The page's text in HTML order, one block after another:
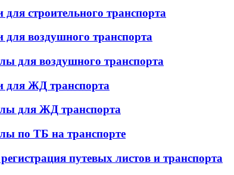
строительного транспорта
для воздушного транспорта
для воздушного транспорта
для ЖД транспорта
для ЖД транспорта
по ТБ на транспорте
путевых листов и транспорта